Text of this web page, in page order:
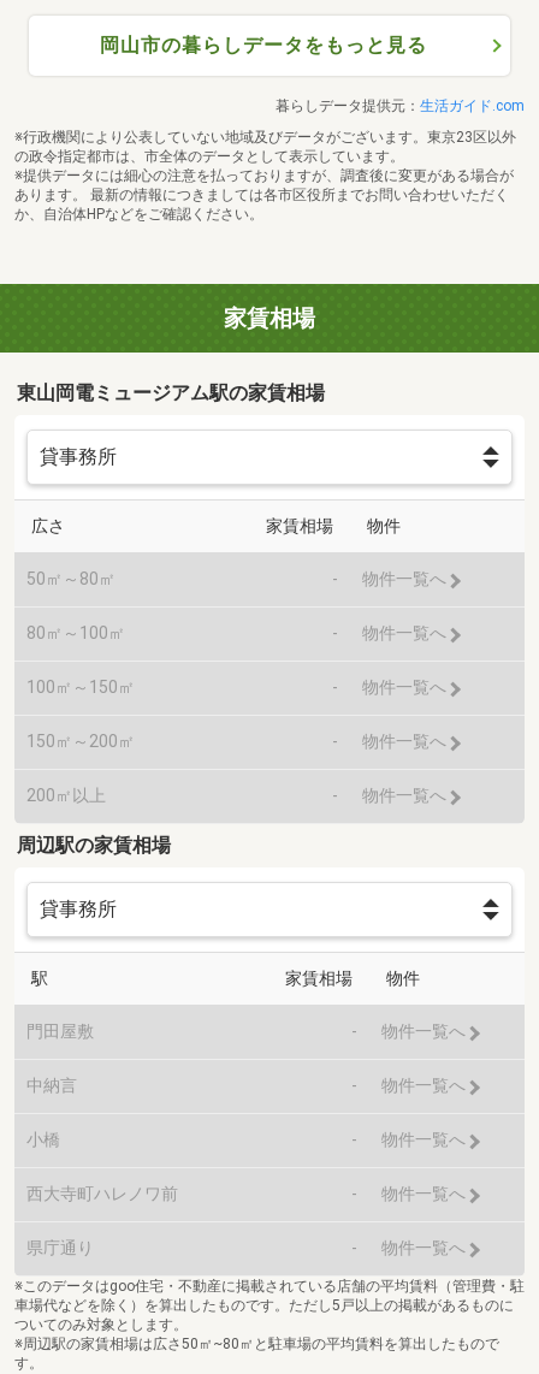
岡山市の暮らしデータをもっと見る
暮らしデータ提供元： 生活ガイド.com
※行政機関により公表していない地域及びデータがございます。東京23区以外
の政令指定都市は、市全体のデータとして表示しています。
※提供データには細心の注意を払っておりますが、調査後に変更がある場合が
あります。 最新の情報につきましては各市区役所までお問い合わせいただく
か、自治体HPなどをご確認ください。
家賃相場
東山岡電ミュージアム駅の家賃相場
広さ 家賃相場 物件
50㎡～80㎡ - 物件一覧へ
80㎡～100㎡ - 物件一覧へ
100㎡～150㎡ - 物件一覧へ
150㎡～200㎡ - 物件一覧へ
200㎡以上 - 物件一覧へ
周辺駅の家賃相場
駅 家賃相場 物件
門田屋敷 - 物件一覧へ
中納言 - 物件一覧へ
小橋 - 物件一覧へ
西大寺町ハレノワ前 - 物件一覧へ
県庁通り - 物件一覧へ
※このデータはgoo住宅・不動産に掲載されている店舗の平均賃料（管理費・駐
車場代などを除く）を算出したものです。ただし5戸以上の掲載があるものに
ついてのみ対象とします。
※周辺駅の家賃相場は広さ50㎡~80㎡と駐車場の平均賃料を算出したもので
す。